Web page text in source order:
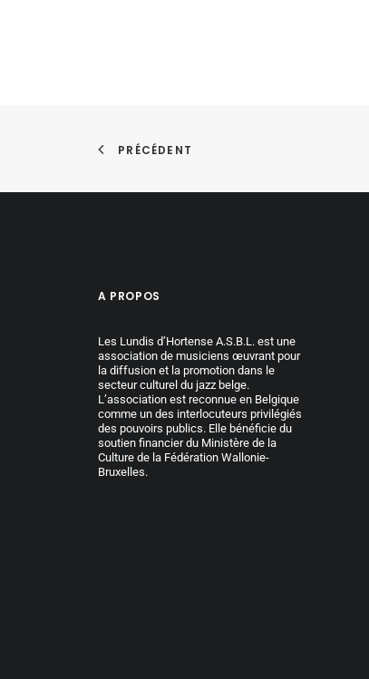
PRÉCÉDENT
A PROPOS
Les Lundis d’Hortense A.S.B.L. est une
association de musiciens œuvrant pour
la diffusion et la promotion dans le
secteur culturel du jazz belge.
L’association est reconnue en Belgique
comme un des interlocuteurs privilégiés
des pouvoirs publics. Elle bénéficie du
soutien financier du Ministère de la
Culture de la Fédération Wallonie-
Bruxelles.